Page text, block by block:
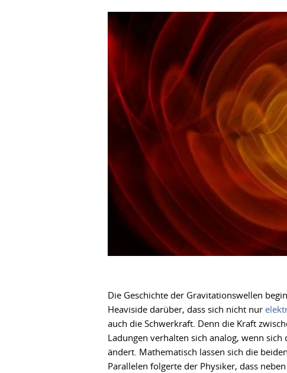
Die Geschichte der Gravitationswellen
Heaviside darüber, dass sich nicht nur
auch die Schwerkraft. Denn die Kraft
Ladungen verhalten sich analog, wenn
ändert. Mathematisch lassen sich die
Parallelen folgerte der Physiker, dass